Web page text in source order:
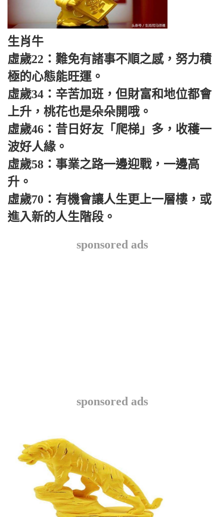
生肖牛
虛歲22：難免有諸事不順之感，努力積
極的心態能旺運。
虛歲34：辛苦加班，但財富和地位都會
上升，桃花也是朵朵開哦。
虛歲46：昔日好友「爬梯」多，收穫一
波好人緣。
虛歲58：事業之路一邊迎戰，一邊高
升。
虛歲70：有機會讓人生更上一層樓，或
進入新的人生階段。
sponsored ads
sponsored ads